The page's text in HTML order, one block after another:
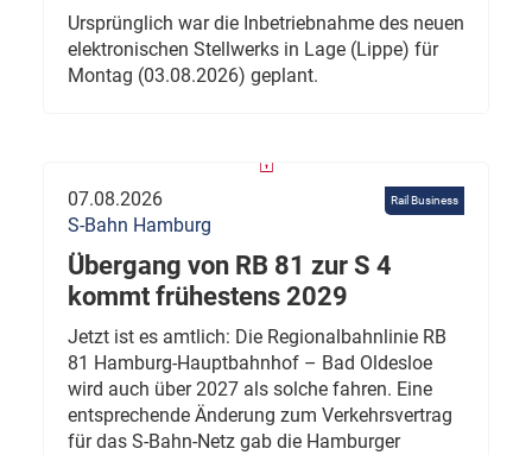
Ursprünglich war die Inbetriebnahme des neuen
elektronischen Stellwerks in Lage (Lippe) für
Montag (03.08.2026) geplant.
Rail Business
07.08.2026
S-Bahn Hamburg
Übergang von RB 81 zur S 4
kommt frühestens 2029
Jetzt ist es amtlich: Die Regionalbahnlinie RB
81 Hamburg-Hauptbahnhof – Bad Oldesloe
wird auch über 2027 als solche fahren. Eine
entsprechende Änderung zum Verkehrsvertrag
für das S-Bahn-Netz gab die Hamburger